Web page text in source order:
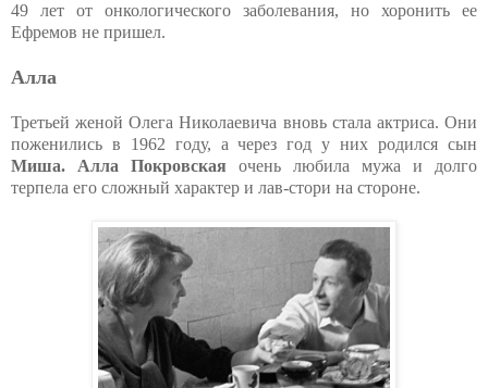
49 лет от онкологического заболевания, но хоронить ее
Ефремов не пришел.
Алла
Третьей женой Олега Николаевича вновь стала актриса. Они
поженились в 1962 году, а через год у них родился сын
Миша. Алла Покровская очень любила мужа и долго
терпела его сложный характер и лав-стори на стороне.